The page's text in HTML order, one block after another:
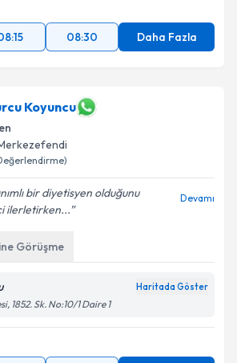
08:30 Daha Fazla
Koyuncu
bir diyetisyen olduğunu
ilerletirken...
Devamı
Görüşme
Haritada Göster
1852. Sk. No:10/1 Daire 1